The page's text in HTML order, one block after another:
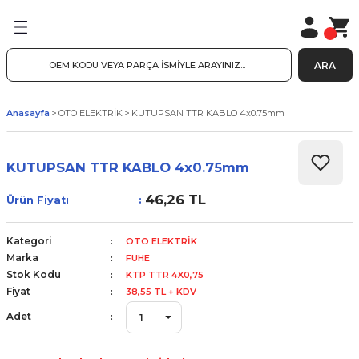
ARA
Anasayfa OTO ELEKTRİK KUTUPSAN TTR KABLO 4x0.75mm
KUTUPSAN TTR KABLO 4x0.75mm
Ürün Fiyatı 46,26 TL
Kategori OTO ELEKTRİK
Marka FUHE
Stok Kodu KTP TTR 4X0,75
Fiyat 38,55 TL + KDV
Adet